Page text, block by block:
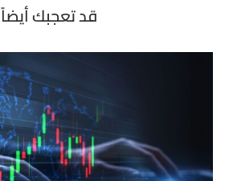
قد تعجبك أيضاً